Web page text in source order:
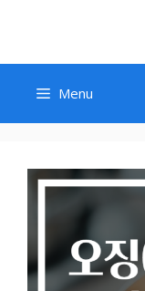
content
Menu